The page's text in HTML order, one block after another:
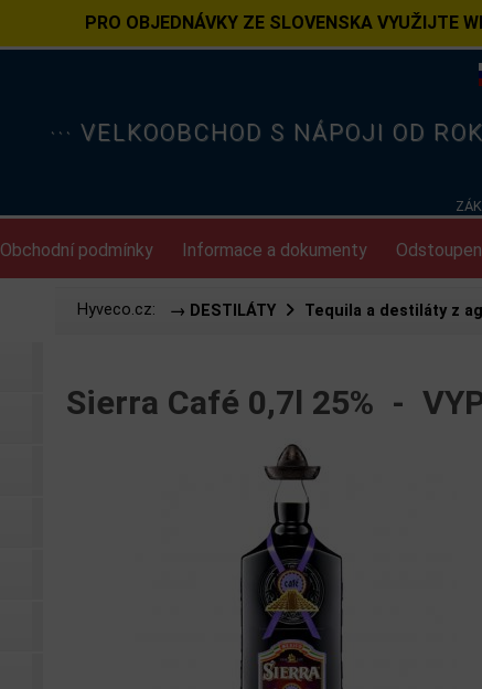
PRO OBJEDNÁVKY ZE SLOVENSKA VYUŽIJTE
··· VELKOOBCHOD S NÁPOJI OD
Obchodní podmínky Informace a dokumenty
Hyveco.cz: → DESTILÁTY Tequila a destiláty z
Sierra Café 0,7l 25% -